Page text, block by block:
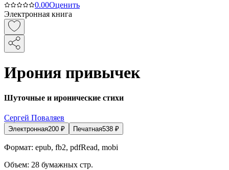
0.00Оценить
Электронная книга
Ирония привычек
Шуточные и иронические стихи
Сергей Поваляев
Электронная200 ₽ Печатная538 ₽
Формат: epub, fb2, pdfRead, mobi
Объем: 28 бумажных стр.